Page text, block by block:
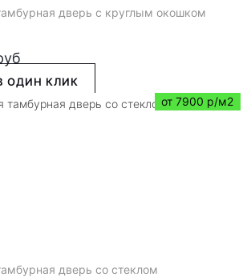
дверь с круглым окошком
ОДИН КЛИК
от 7900 р/м2
дверь со стеклом